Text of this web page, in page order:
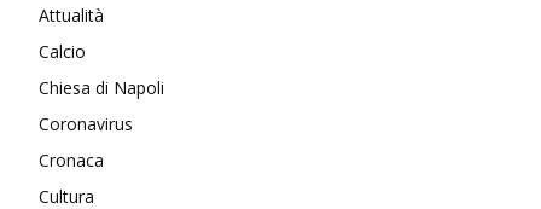
Attualità
Calcio
Chiesa di Napoli
Coronavirus
Cronaca
Cultura